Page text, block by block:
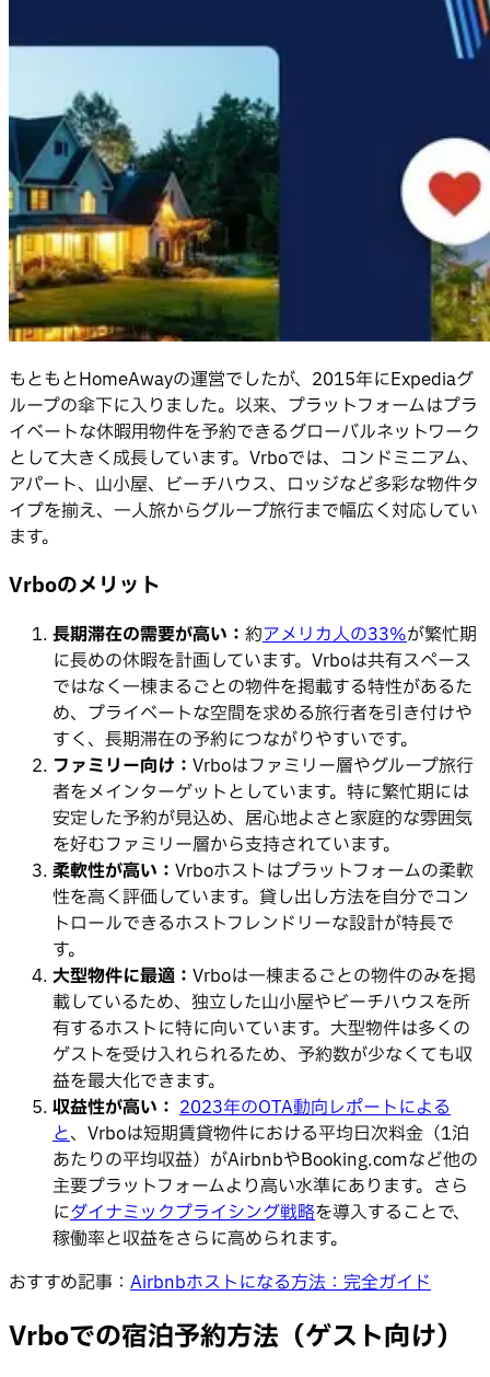
もともとHomeAwayの運営でしたが、2015年にExpediaグ
ループの傘下に入りました。以来、プラットフォームはプラ
イベートな休暇用物件を予約できるグローバルネットワーク
として大きく成長しています。Vrboでは、コンドミニアム、
アパート、山小屋、ビーチハウス、ロッジなど多彩な物件タ
イプを揃え、一人旅からグループ旅行まで幅広く対応してい
ます。
Vrboのメリット
長期滞在の需要が高い： 約アメリカ人の33%が繁忙期
に長めの休暇を計画しています。Vrboは共有スペース
ではなく一棟まるごとの物件を掲載する特性があるた
め、プライベートな空間を求める旅行者を引き付けや
すく、長期滞在の予約につながりやすいです。
ファミリー向け： Vrboはファミリー層やグループ旅行
者をメインターゲットとしています。特に繁忙期には
安定した予約が見込め、居心地よさと家庭的な雰囲気
を好むファミリー層から支持されています。
柔軟性が高い： Vrboホストはプラットフォームの柔軟
性を高く評価しています。貸し出し方法を自分でコン
トロールできるホストフレンドリーな設計が特長で
す。
大型物件に最適： Vrboは一棟まるごとの物件のみを掲
載しているため、独立した山小屋やビーチハウスを所
有するホストに特に向いています。大型物件は多くの
ゲストを受け入れられるため、予約数が少なくても収
益を最大化できます。
収益性が高い： 2023年のOTA動向レポートによる
と、Vrboは短期賃貸物件における平均日次料金（1泊
あたりの平均収益）がAirbnbやBooking.comなど他の
主要プラットフォームより高い水準にあります。さら
にダイナミックプライシング戦略を導入することで、
稼働率と収益をさらに高められます。
おすすめ記事： Airbnbホストになる方法：完全ガイド
Vrboでの宿泊予約方法（ゲスト向け）